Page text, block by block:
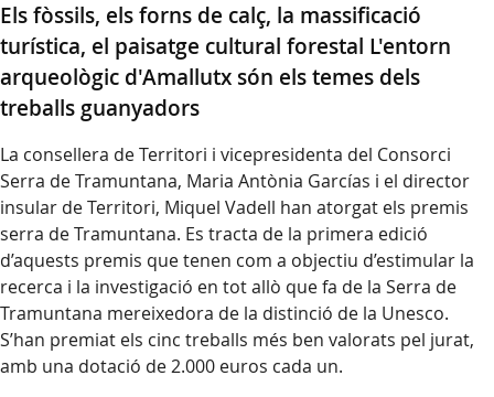
Els fòssils, els forns de calç, la massificació
turística, el paisatge cultural forestal L'entorn
arqueològic d'Amallutx són els temes dels
treballs guanyadors
La consellera de Territori i vicepresidenta del Consorci
Serra de Tramuntana, Maria Antònia Garcías i el director
insular de Territori, Miquel Vadell han atorgat els premis
serra de Tramuntana. Es tracta de la primera edició
d’aquests premis que tenen com a objectiu d’estimular la
recerca i la investigació en tot allò que fa de la Serra de
Tramuntana mereixedora de la distinció de la Unesco.
S’han premiat els cinc treballs més ben valorats pel jurat,
amb una dotació de 2.000 euros cada un.